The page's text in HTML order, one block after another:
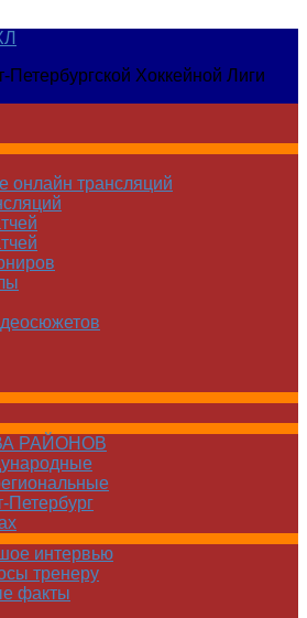
Хоккейной Лиги
онлайн трансляций
РАЙОНОВ
Петербург
интервью
тренеру
факты